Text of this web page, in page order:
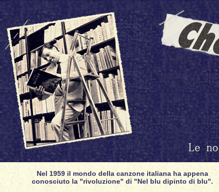
Nel 1959 il mondo della canzone italiana ha appena
conosciuto la "rivoluzione" di "Nel blu dipinto di blu".